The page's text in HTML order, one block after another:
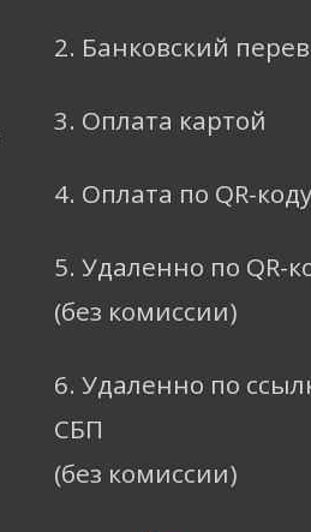
2. Банковский
3. Оплата картой
4. Оплата по QR-коду
5. Удаленно по QR-
(без комиссии)
6. Удаленно по
СБП
(без комиссии)